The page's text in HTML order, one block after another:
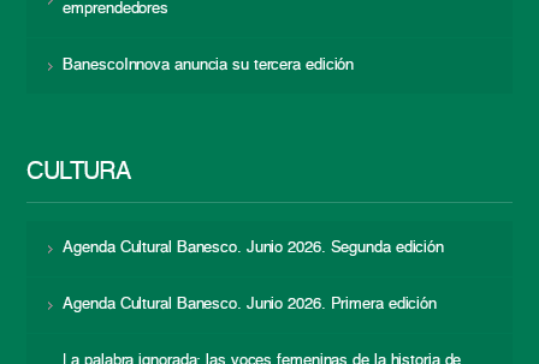
emprendedores
BanescoInnova anuncia su tercera edición
CULTURA
Agenda Cultural Banesco. Junio 2026. Segunda edición
Agenda Cultural Banesco. Junio 2026. Primera edición